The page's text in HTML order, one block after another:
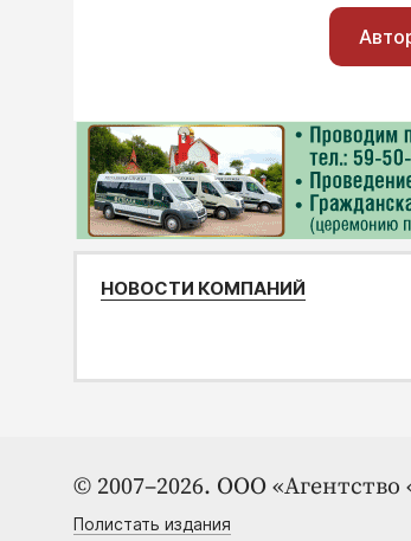
НОВОСТИ КОМПАНИЙ
© 2007–2026. ООО
Полистать издания